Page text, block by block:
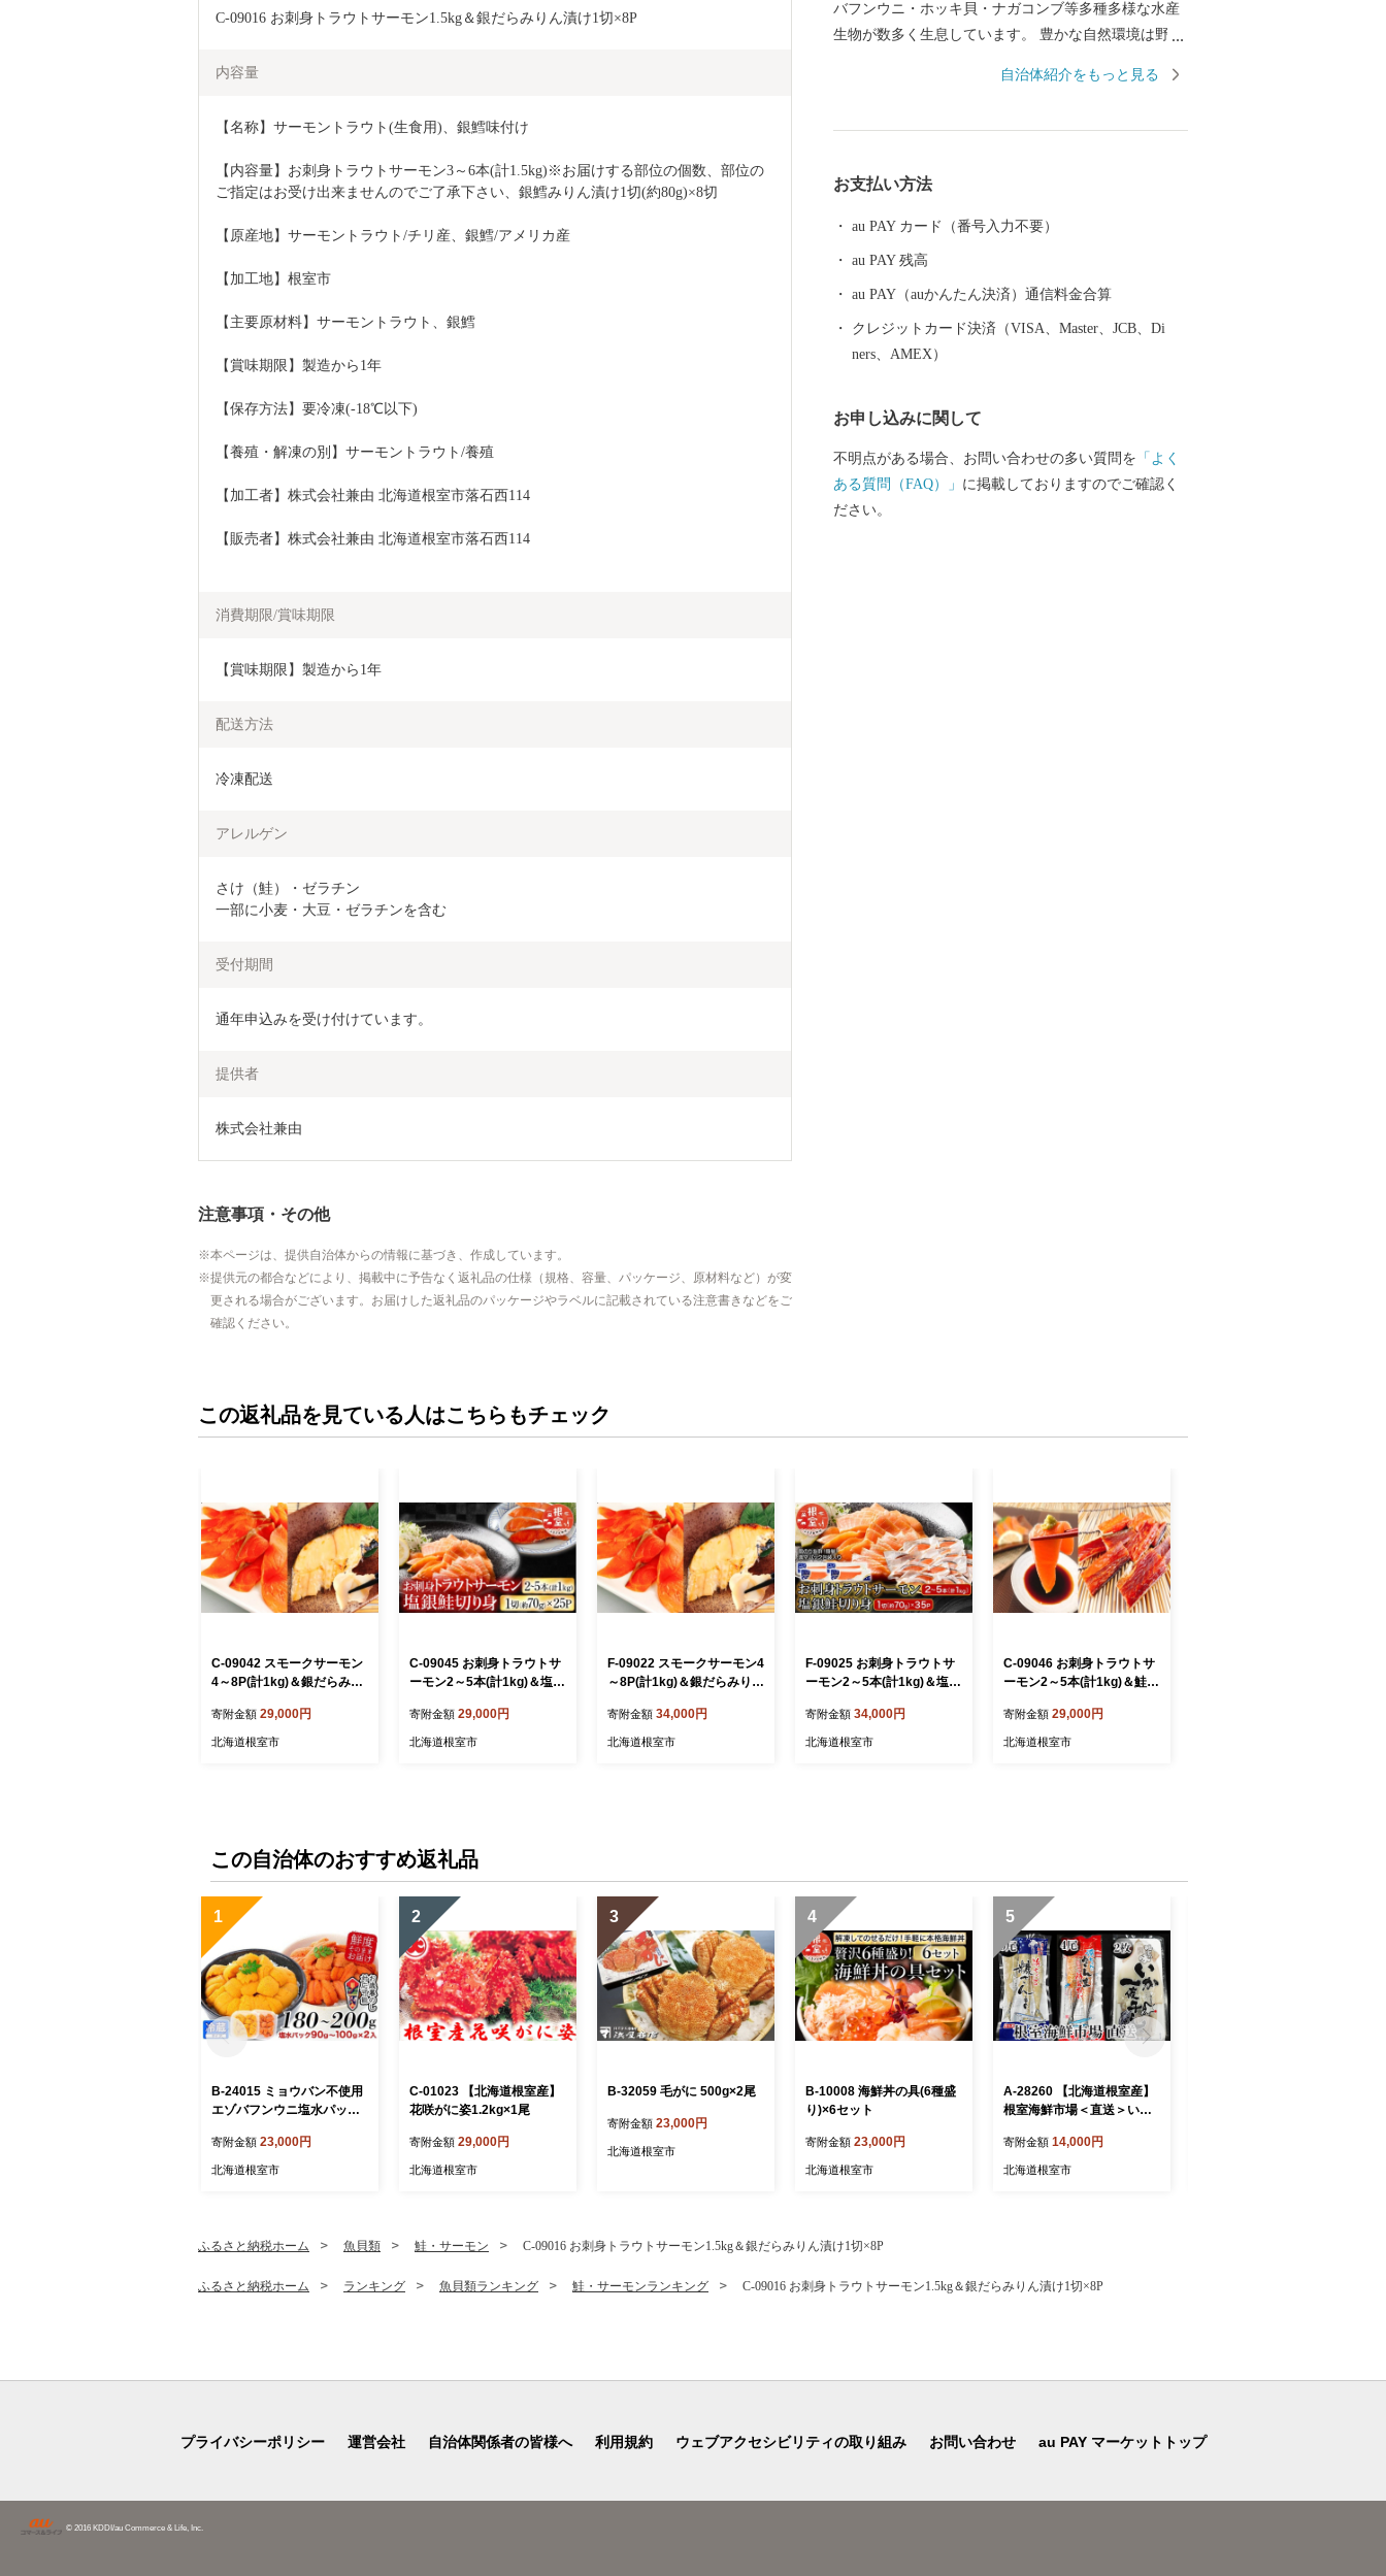
C-09016 お刺身トラウトサーモン1.5kg＆銀だらみりん漬け1切×8P
内容量
【名称】サーモントラウト(生食用)、銀鱈味付け
【内容量】お刺身トラウトサーモン3～6本(計1.5kg)※お届けする部位の個数、部位の
ご指定はお受け出来ませんのでご了承下さい、銀鱈みりん漬け1切(約80g)×8切
【原産地】サーモントラウト/チリ産、銀鱈/アメリカ産
【加工地】根室市
【主要原材料】サーモントラウト、銀鱈
【賞味期限】製造から1年
【保存方法】要冷凍(-18℃以下)
【養殖・解凍の別】サーモントラウト/養殖
【加工者】株式会社兼由 北海道根室市落石西114
【販売者】株式会社兼由 北海道根室市落石西114
消費期限/賞味期限
【賞味期限】製造から1年
配送方法
冷凍配送
アレルゲン
さけ（鮭）・ゼラチン
一部に小麦・大豆・ゼラチンを含む
受付期間
通年申込みを受け付けています。
提供者
株式会社兼由
注意事項・その他
本ページは、提供自治体からの情報に基づき、作成しています。
提供元の都合などにより、掲載中に予告なく返礼品の仕様（規格、容量、パッケージ、原材料など）が変
更される場合がございます。お届けした返礼品のパッケージやラベルに記載されている注意書きなどをご
確認ください。
バフンウニ・ホッキ貝・ナガコンブ等多種多様な水産
生物が数多く生息しています。 豊かな自然環境は野鳥
る約330種の野鳥が観測でき、風蓮湖、春国岱、長節湖
を相手にする北海道ならではのアクティビティも人気
を呼んでいます。 また、根室市は「北方領土返還要求
の早期返還を願い、市民一丸となって世論の先頭に立
ち、運動を展開しています。 まちの再生・発展のため
には解決しなければならない課題が非常に山積してい
自治体紹介をもっと見る
お支払い方法
au PAY カード（番号入力不要）
au PAY 残高
au PAY（auかんたん決済）通信料金合算
クレジットカード決済（VISA、Master、JCB、Di
ners、AMEX）
お申し込みに関して
不明点がある場合、お問い合わせの多い質問を 「よく
ある質問（FAQ）」 に掲載しておりますのでご確認く
ださい。
この返礼品を見ている人はこちらもチェック
C-09042 スモークサーモン
4～8P(計1kg)＆銀だらみり
寄附金額 29,000円
北海道根室市
C-09045 お刺身トラウトサ
ーモン2～5本(計1kg)＆塩銀
寄附金額 29,000円
北海道根室市
F-09022 スモークサーモン4
～8P(計1kg)＆銀だらみりん
寄附金額 34,000円
北海道根室市
F-09025 お刺身トラウトサ
ーモン2～5本(計1kg)＆塩銀
寄附金額 34,000円
北海道根室市
C-09046 お刺身トラウトサ
ーモン2～5本(計1kg)＆鮭と
寄附金額 29,000円
北海道根室市
この自治体のおすすめ返礼品
1
B-24015 ミョウバン不使用
エゾバフンウニ塩水パック9
発送]
寄附金額 23,000円
北海道根室市
2
C-01023 【北海道根室産】
花咲がに姿1.2kg×1尾
寄附金額 29,000円
北海道根室市
3
B-32059 毛がに 500g×2尾
寄附金額 23,000円
北海道根室市
4
B-10008 海鮮丼の具(6種盛
り)×6セット
寄附金額 23,000円
北海道根室市
5
A-28260 【北海道根室産】
根室海鮮市場＜直送＞いか
尾・糠さんま9尾
寄附金額 14,000円
北海道根室市
ふるさと納税ホーム 魚貝類 鮭・サーモン C-09016 お刺身トラウトサーモン1.5kg＆銀だらみりん漬け1切×8P
ふるさと納税ホーム ランキング 魚貝類ランキング 鮭・サーモンランキング C-09016 お刺身トラウトサーモン1.5kg＆銀だらみりん漬け1切×8P
プライバシーポリシー 運営会社 自治体関係者の皆様へ 利用規約 ウェブアクセシビリティの取り組み お問い合わせ au PAY マーケットトップ
© 2016 KDDI/au Commerce & Life, Inc.